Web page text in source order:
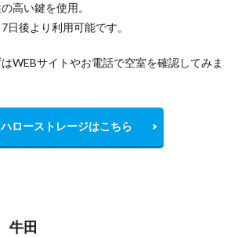
高い鍵を使用。
日後より利用可能です。
WEBサイトやお電話で空室を確認してみま
ハローストレージはこちら
田